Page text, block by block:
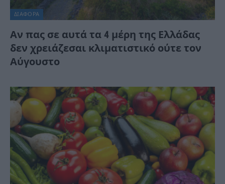
ΔΙΆΦΟΡΑ
Αν πας σε αυτά τα 4 μέρη της Ελλάδας
δεν χρειάζεσαι κλιματιστικό ούτε τον
Αύγουστο